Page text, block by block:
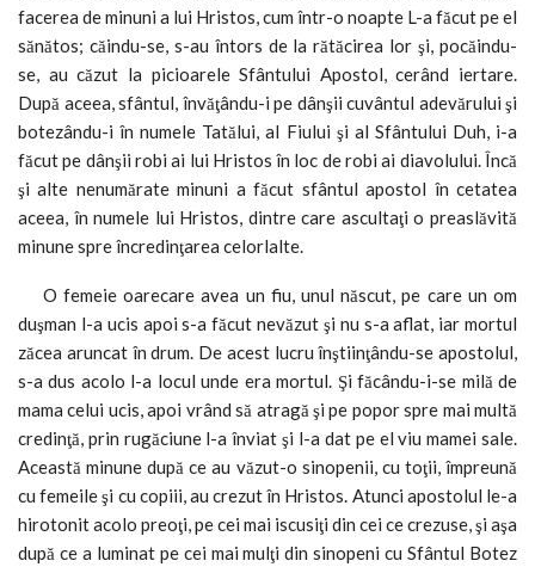
facerea de minuni a lui Hristos, cum într-o noapte L-a făcut pe el
sănătos; căindu-se, s-au întors de la rătăcirea lor şi, pocăindu-
se, au căzut la picioarele Sfântului Apostol, cerând iertare.
După aceea, sfântul, învăţându-i pe dânşii cuvântul adevărului şi
botezându-i în numele Tatălui, al Fiului şi al Sfântului Duh, i-a
făcut pe dânşii robi ai lui Hristos în loc de robi ai diavolului. Încă
şi alte nenumărate minuni a făcut sfântul apostol în cetatea
aceea, în numele lui Hristos, dintre care ascultaţi o preaslăvită
minune spre încredinţarea celorlalte.
O femeie oarecare avea un fiu, unul născut, pe care un om
duşman l-a ucis apoi s-a făcut nevăzut şi nu s-a aflat, iar mortul
zăcea aruncat în drum. De acest lucru înştiinţându-se apostolul,
s-a dus acolo l-a locul unde era mortul. Şi făcându-i-se milă de
mama celui ucis, apoi vrând să atragă şi pe popor spre mai multă
credinţă, prin rugăciune l-a înviat şi l-a dat pe el viu mamei sale.
Această minune după ce au văzut-o sinopenii, cu toţii, împreună
cu femeile şi cu copiii, au crezut în Hristos. Atunci apostolul le-a
hirotonit acolo preoţi, pe cei mai iscusiţi din cei ce crezuse, şi aşa
după ce a luminat pe cei mai mulţi din sinopeni cu Sfântul Botez